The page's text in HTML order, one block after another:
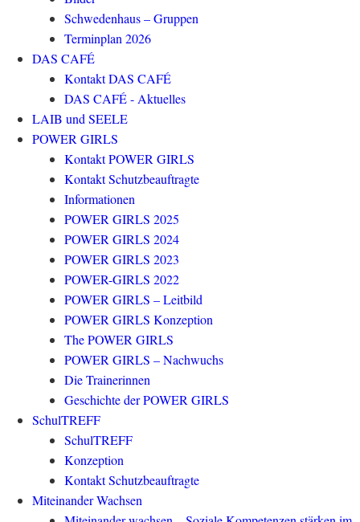
Schwedenhaus – Gruppen
Terminplan 2026
DAS CAFÉ
Kontakt DAS CAFÉ
DAS CAFÉ - Aktuelles
LAIB und SEELE
POWER GIRLS
Kontakt POWER GIRLS
Kontakt Schutzbeauftragte
Informationen
POWER GIRLS 2025
POWER GIRLS 2024
POWER GIRLS 2023
POWER-GIRLS 2022
POWER GIRLS – Leitbild
POWER GIRLS Konzeption
The POWER GIRLS
POWER GIRLS – Nachwuchs
Die Trainerinnen
Geschichte der POWER GIRLS
SchulTREFF
SchulTREFF
Konzeption
Kontakt Schutzbeauftragte
Miteinander Wachsen